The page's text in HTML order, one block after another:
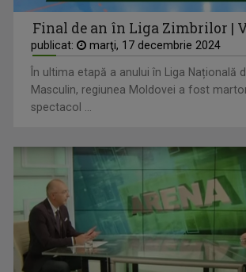
Final de an în Liga Zimbrilor |
publicat: marţi, 17 decembrie 2024
În ultima etapă a anului în Liga Națională
Masculin, regiunea Moldovei a fost
spectacol ...